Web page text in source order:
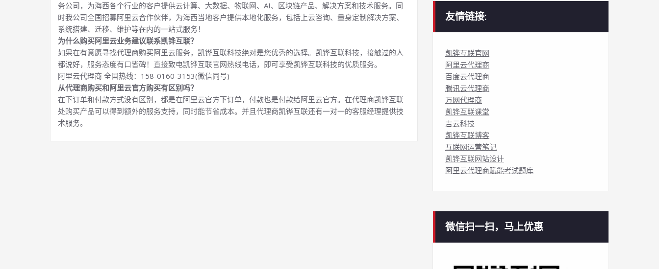
务公司，为海西各个行业的客户提供云计算、大数据、物联网、AI、区块链产品、解决方案和技术服务。同
时我公司全国招募阿里云合作伙伴，为海西当地客户提供本地化服务，包括上云咨询、量身定制解决方案、
系统搭建、迁移、维护等在内的一站式服务！
为什么购买阿里云业务建议联系凯铧互联？
如果在有意愿寻找代理商购买阿里云服务，凯铧互联科技绝对是您优秀的选择。凯铧互联科技，接触过的人
都说好，服务态度有口皆碑！直接致电凯铧互联官网热线电话，即可享受凯铧互联科技的优质服务。
阿里云代理商 全国热线：158-0160-3153(微信同号)
从代理商购买和阿里云官方购买有区别吗？
在下订单和付款方式没有区别，都是在阿里云官方下订单，付款也是付款给阿里云官方。在代理商凯铧互联
处购买产品可以得到额外的服务支持，同时能节省成本。并且代理商凯铧互联还有一对一的客服经理提供技
术服务。
友情链接:
凯铧互联官网
阿里云代理商
百度云代理商
腾讯云代理商
万网代理商
凯铧互联课堂
吉云科技
凯铧互联博客
互联网运营笔记
凯铧互联网站设计
阿里云代理商赋能考试题库
微信扫一扫，马上优惠